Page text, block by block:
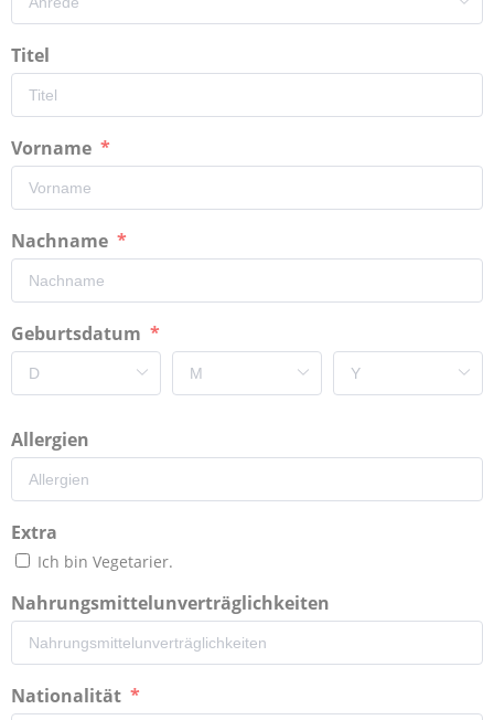
Titel
Vorname
Nachname
Geburtsdatum
Allergien
Extra
Ich bin Vegetarier.
Nahrungsmittelunverträglichkeiten
Nationalität